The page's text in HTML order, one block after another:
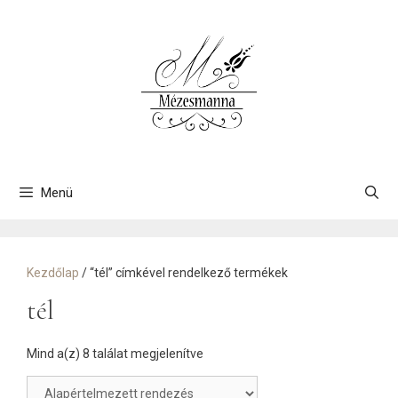
Menü
Kezdőlap / “tél” címkével rendelkező termékek
tél
Mind a(z) 8 találat megjelenítve